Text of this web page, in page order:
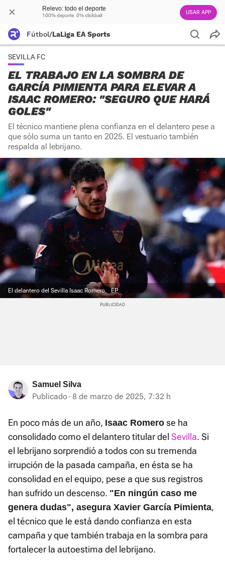
Relevo: todo el deporte
100% deporte. 0% clickbait USAR APP
Fútbol/LaLiga EA Sports
SEVILLA FC
EL TRABAJO EN LA SOMBRA DE
GARCÍA PIMIENTA PARA ELEVAR A
ISAAC ROMERO: "SEGURO QUE HARÁ
GOLES"
El técnico mantiene plena confianza en el delantero pese a
que sólo suma un tanto en 2025. El vestuario también
respalda al lebrijano.
El delantero del Sevilla Isaac Romero. EP
Samuel Silva
Publicado 8 de marzo de 2025, 7:32 h
En poco más de un año, Isaac Romero se ha
consolidado como el delantero titular del Sevilla. Si
el lebrijano sorprendió a todos con su tremenda
irrupción de la pasada campaña, en ésta se ha
consolidad en el equipo, pese a que sus registros
han sufrido un descenso. "En ningún caso me
genera dudas", asegura Xavier García Pimienta,
el técnico que le está dando confianza en esta
campaña y que también trabaja en la sombra para
fortalecer la autoestima del lebrijano.